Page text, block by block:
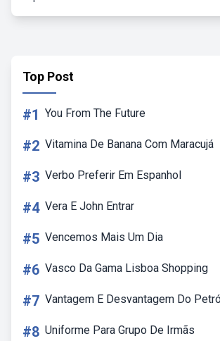
Top Post
#1 You From The Future
#2 Vitamina De Banana Com Maracujá
#3 Verbo Preferir Em Espanhol
#4 Vera E John Entrar
#5 Vencemos Mais Um Dia
#6 Vasco Da Gama Lisboa Shopping
#7 Vantagem E Desvantagem Do
#8 Uniforme Para Grupo De Irmãs